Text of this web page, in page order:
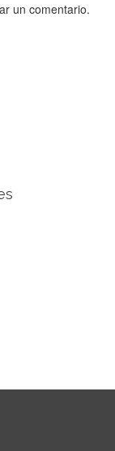
un comentario.